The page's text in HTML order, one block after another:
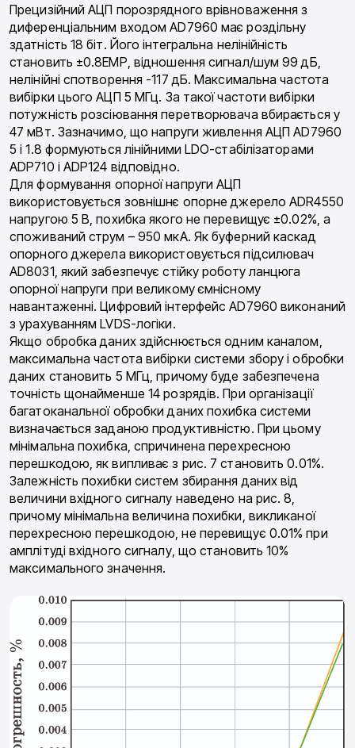
Прецизійний АЦП порозрядного врівноваження з
диференціальним входом AD7960 має роздільну
здатність 18 біт. Його інтегральна нелінійність
становить ±0.8ЕМР, відношення сигнал/шум 99 дБ,
нелінійні спотворення -117 дБ. Максимальна частота
вибірки цього АЦП 5 МГц. За такої частоти вибірки
потужність розсіювання перетворювача вбирається у
47 мВт. Зазначимо, що напруги живлення АЦП AD7960
5 і 1.8 формуються лінійними LDO-стабілізаторами
ADP710 і ADP124 відповідно.
Для формування опорної напруги АЦП
використовується зовнішнє опорне джерело ADR4550
напругою 5 В, похибка якого не перевищує ±0.02%, а
споживаний струм – 950 мкА. Як буферний каскад
опорного джерела використовується підсилювач
AD8031, який забезпечує стійку роботу ланцюга
опорної напруги при великому ємнісному
навантаженні. Цифровий інтерфейс AD7960 виконаний
з урахуванням LVDS-логіки.
Якщо обробка даних здійснюється одним каналом,
максимальна частота вибірки системи збору і обробки
даних становить 5 МГц, причому буде забезпечена
точність щонайменше 14 розрядів. При організації
багатоканальної обробки даних похибка системи
визначається заданою продуктивністю. При цьому
мінімальна похибка, спричинена перехресною
перешкодою, як випливає з рис. 7 становить 0.01%.
Залежність похибки систем збирання даних від
величини вхідного сигналу наведено на рис. 8,
причому мінімальна величина похибки, викликаної
перехресною перешкодою, не перевищує 0.01% при
амплітуді вхідного сигналу, що становить 10%
максимального значення.